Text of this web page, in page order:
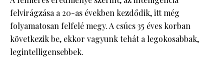
felvirágzása a 20-as években kezdődik, itt még
folyamatosan felfelé megy. A csúcs 35 éves korban
következik be, ekkor vagyunk tehát a legokosabbak,
legintelligensebbek.